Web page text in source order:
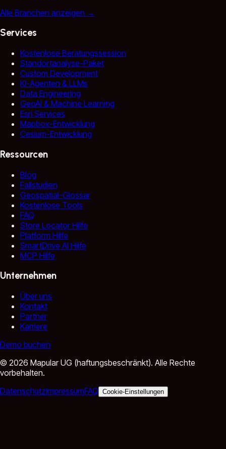
Alle Branchen anzeigen →
Services
Kostenlose Beratungssession
Standortanalyse-Paket
Custom Development
KI-Agenten & LLMs
Data Engineering
GeoAI & Machine Learning
Esri Services
Mapbox-Entwicklung
Cesium-Entwicklung
Ressourcen
Blog
Fallstudien
Geospatial-Glossar
Kostenlose Tools
FAQ
Store Locator Hilfe
Platform Hilfe
SmartDrive AI Hilfe
MCP Hilfe
Unternehmen
Über uns
Kontakt
Partner
Karriere
Demo buchen
© 2026 Mapular UG (haftungsbeschränkt). Alle Rechte
vorbehalten.
DatenschutzImpressumFAQ Cookie-Einstellungen